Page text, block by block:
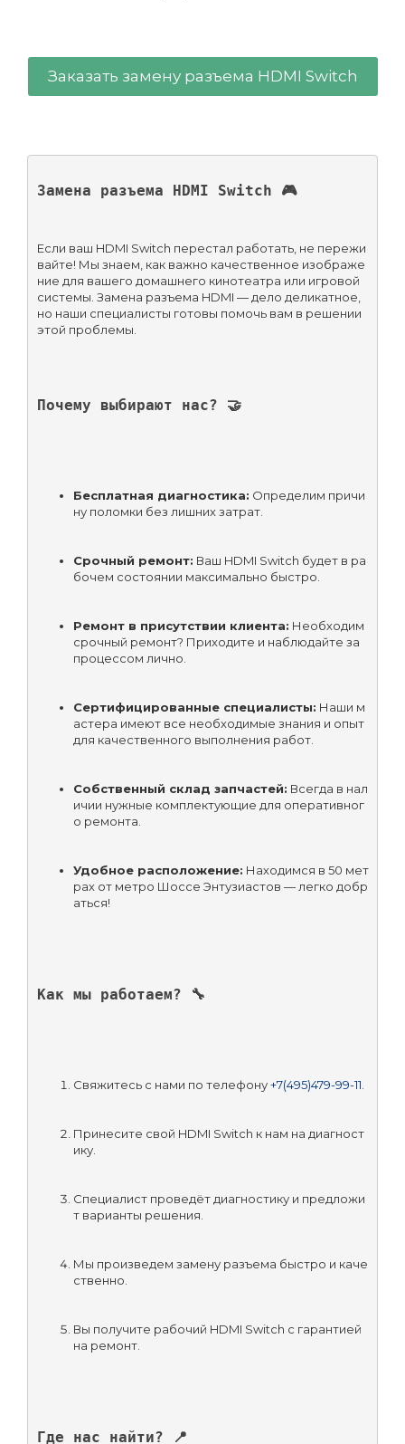
Заказать замену разъема HDMI Switch
Замена разъема HDMI Switch 🎮
Если ваш HDMI Switch перестал работать, не пережи
вайте! Мы знаем, как важно качественное изображе
ние для вашего домашнего кинотеатра или игровой
системы. Замена разъема HDMI — дело деликатное,
но наши специалисты готовы помочь вам в решении
этой проблемы.
Почему выбирают нас? 🤝
Бесплатная диагностика: Определим причи
ну поломки без лишних затрат.
Срочный ремонт: Ваш HDMI Switch будет в ра
бочем состоянии максимально быстро.
Ремонт в присутствии клиента: Необходим
срочный ремонт? Приходите и наблюдайте за
процессом лично.
Сертифицированные специалисты: Наши м
астера имеют все необходимые знания и опыт
для качественного выполнения работ.
Собственный склад запчастей: Всегда в нал
ичии нужные комплектующие для оперативног
о ремонта.
Удобное расположение: Находимся в 50 мет
рах от метро Шоссе Энтузиастов — легко добр
аться!
Как мы работаем? 🔧
Свяжитесь с нами по телефону +7(495)479-99-11
Принесите свой HDMI Switch к нам на диагност
ику.
Специалист проведёт диагностику и предложи
т варианты решения.
Мы произведем замену разъема быстро и каче
ственно.
Вы получите рабочий HDMI Switch с гарантией
на ремонт.
Где нас найти? 📍